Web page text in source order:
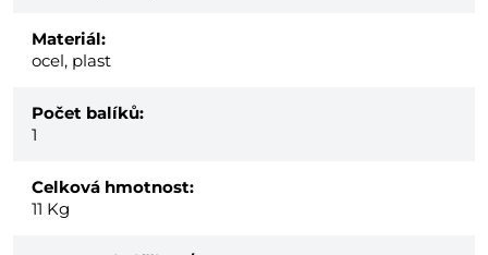
Materiál:
ocel, plast
Počet balíků:
1
Celková hmotnost:
11 Kg